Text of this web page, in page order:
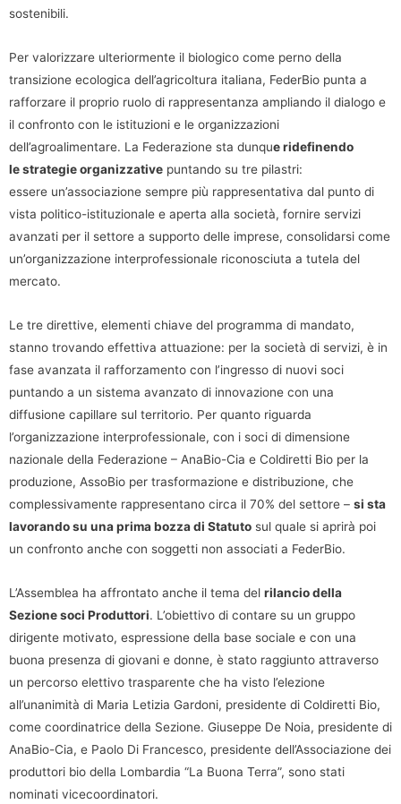
sostenibili.
Per valorizzare ulteriormente il biologico come perno della
transizione ecologica dell’agricoltura italiana, FederBio punta a
rafforzare il proprio ruolo di rappresentanza ampliando il dialogo e
il confronto con le istituzioni e le organizzazioni
dell’agroalimentare. La Federazione sta dunque ridefinendo
le strategie organizzative puntando su tre pilastri:
essere un’associazione sempre più rappresentativa dal punto di
vista politico-istituzionale e aperta alla società, fornire servizi
avanzati per il settore a supporto delle imprese, consolidarsi come
un’organizzazione interprofessionale riconosciuta a tutela del
mercato.
Le tre direttive, elementi chiave del programma di mandato,
stanno trovando effettiva attuazione: per la società di servizi, è in
fase avanzata il rafforzamento con l’ingresso di nuovi soci
puntando a un sistema avanzato di innovazione con una
diffusione capillare sul territorio. Per quanto riguarda
l’organizzazione interprofessionale, con i soci di dimensione
nazionale della Federazione – AnaBio-Cia e Coldiretti Bio per la
produzione, AssoBio per trasformazione e distribuzione, che
complessivamente rappresentano circa il 70% del settore – si sta
lavorando su una prima bozza di Statuto sul quale si aprirà poi
un confronto anche con soggetti non associati a FederBio.
L’Assemblea ha affrontato anche il tema del rilancio della
Sezione soci Produttori. L’obiettivo di contare su un gruppo
dirigente motivato, espressione della base sociale e con una
buona presenza di giovani e donne, è stato raggiunto attraverso
un percorso elettivo trasparente che ha visto l’elezione
all’unanimità di Maria Letizia Gardoni, presidente di Coldiretti Bio,
come coordinatrice della Sezione. Giuseppe De Noia, presidente di
AnaBio-Cia, e Paolo Di Francesco, presidente dell’Associazione dei
produttori bio della Lombardia “La Buona Terra”, sono stati
nominati vicecoordinatori.